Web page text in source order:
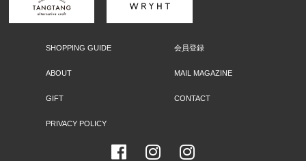
SHOPPING GUIDE 会員登録
ABOUT MAIL MAGAZINE
GIFT CONTACT
PRIVACY POLICY